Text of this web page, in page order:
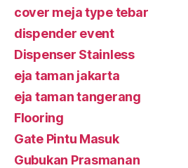
cover meja type tebar
dispender event
Dispenser Stainless
eja taman jakarta
eja taman tangerang
Flooring
Gate Pintu Masuk
Gubukan Prasmanan